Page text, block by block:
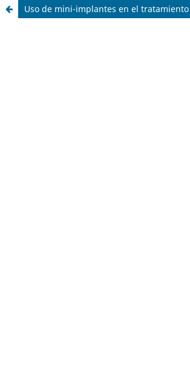
Uso de mini-implantes en el